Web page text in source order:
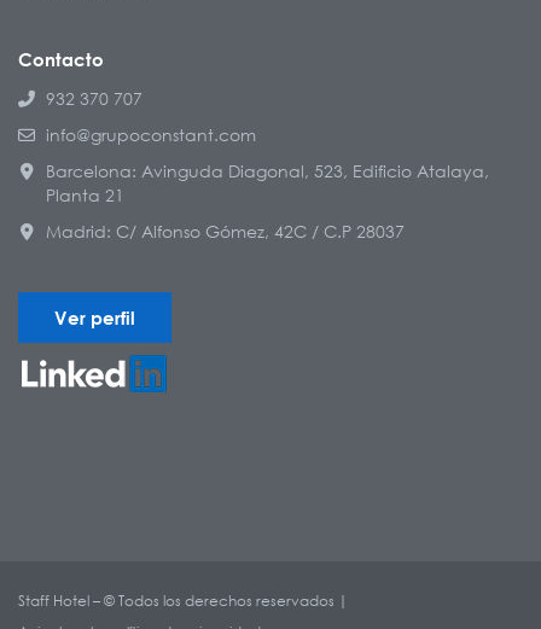
Contacto
932 370 707
info@grupoconstant.com
Barcelona: Avinguda Diagonal, 523, Edificio Atalaya,
Planta 21
Madrid: C/ Alfonso Gómez, 42C / C.P 28037
Ver perfil
Staff Hotel – © Todos los derechos reservados |